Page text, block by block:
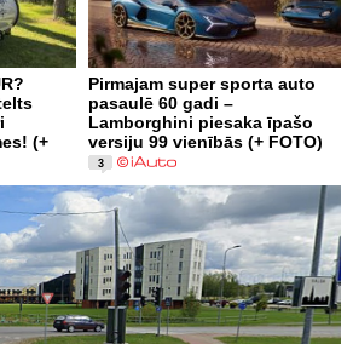
(+
Pirmajam super sporta auto
pasaulē 60 gadi –
Lamborghini piesaka īpašo
versiju 99 vienībās (+ FOTO)
3